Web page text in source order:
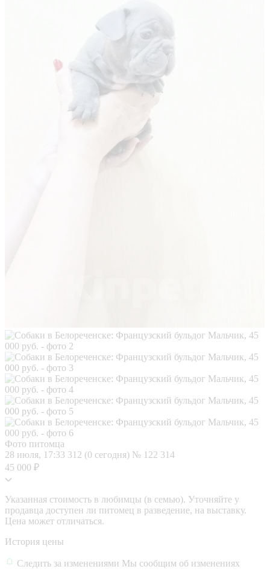
Фото питомца
28 июля, 17:33 312 (0 сегодня) № 122 314
45 000 ₽
Указанная стоимость в любимцы (в семью). Уточняйте у
продавца доступен ли питомец в разведение, на выставку.
Цена может отличаться.
История цены
Следить за изменениями Мы сообщим об изменениях